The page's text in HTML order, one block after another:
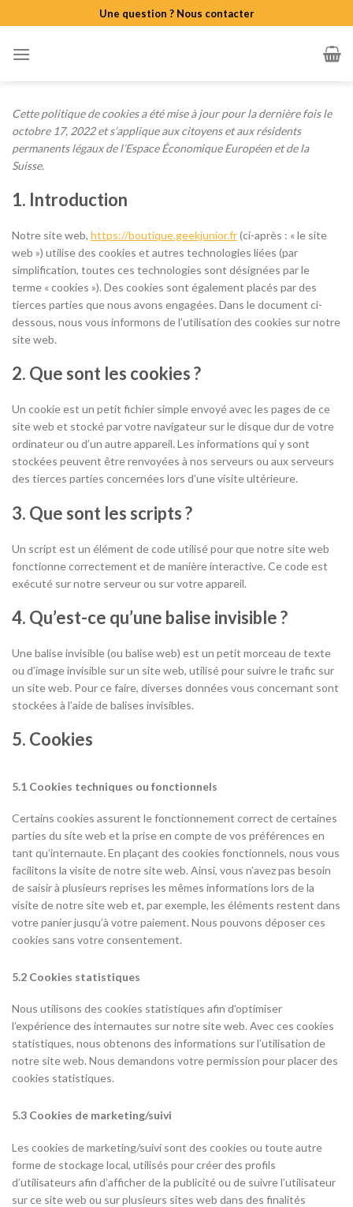
to
content
Une question ? Nous contacter
Cette politique de cookies a été mise à jour pour la dernière fois le
octobre 17, 2022 et s’applique aux citoyens et aux résidents
permanents légaux de l’Espace Économique Européen et de la
Suisse.
1. Introduction
Notre site web, https://boutique.geekjunior.fr(ci-après : « le site
web ») utilise des cookies et autres technologies liées (par
simplification, toutes ces technologies sont désignées par le
terme « cookies »). Des cookies sont également placés par des
tierces parties que nous avons engagées. Dans le document ci-
dessous, nous vous informons de l’utilisation des cookies sur notre
site web.
2. Que sont les cookies ?
Un cookie est un petit fichier simple envoyé avec les pages de ce
site web et stocké par votre navigateur sur le disque dur de votre
ordinateur ou d’un autre appareil. Les informations qui y sont
stockées peuvent être renvoyées à nos serveurs ou aux serveurs
des tierces parties concernées lors d’une visite ultérieure.
3. Que sont les scripts ?
Un script est un élément de code utilisé pour que notre site web
fonctionne correctement et de manière interactive. Ce code est
exécuté sur notre serveur ou sur votre appareil.
4. Qu’est-ce qu’une balise invisible ?
Une balise invisible (ou balise web) est un petit morceau de texte
ou d’image invisible sur un site web, utilisé pour suivre le trafic sur
un site web. Pour ce faire, diverses données vous concernant sont
stockées à l’aide de balises invisibles.
5. Cookies
5.1 Cookies techniques ou fonctionnels
Certains cookies assurent le fonctionnement correct de certaines
parties du site web et la prise en compte de vos préférences en
tant qu’internaute. En plaçant des cookies fonctionnels, nous vous
facilitons la visite de notre site web. Ainsi, vous n’avez pas besoin
de saisir à plusieurs reprises les mêmes informations lors de la
visite de notre site web et, par exemple, les éléments restent dans
votre panier jusqu’à votre paiement. Nous pouvons déposer ces
cookies sans votre consentement.
5.2 Cookies statistiques
Nous utilisons des cookies statistiques afin d’optimiser
l’expérience des internautes sur notre site web. Avec ces cookies
statistiques, nous obtenons des informations sur l’utilisation de
notre site web. Nous demandons votre permission pour placer des
cookies statistiques.
5.3 Cookies de marketing/suivi
Les cookies de marketing/suivi sont des cookies ou toute autre
forme de stockage local, utilisés pour créer des profils
d’utilisateurs afin d’afficher de la publicité ou de suivre l’utilisateur
sur ce site web ou sur plusieurs sites web dans des finalités